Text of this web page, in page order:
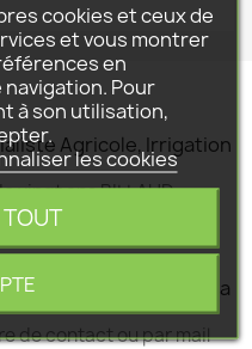
Agricole, Irrigation
vingt ans BILLAUD
tous vos projets .
n 'est pas activé pour la
de contact ou par mail
cookies et ceux de
et vous montrer
en
Pour
à son utilisation,
les cookies
TOUT